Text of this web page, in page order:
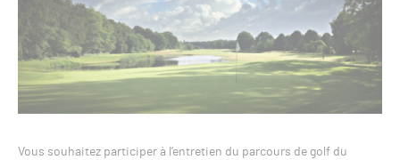
Vous souhaitez participer à l’entretien du parcours de golf du